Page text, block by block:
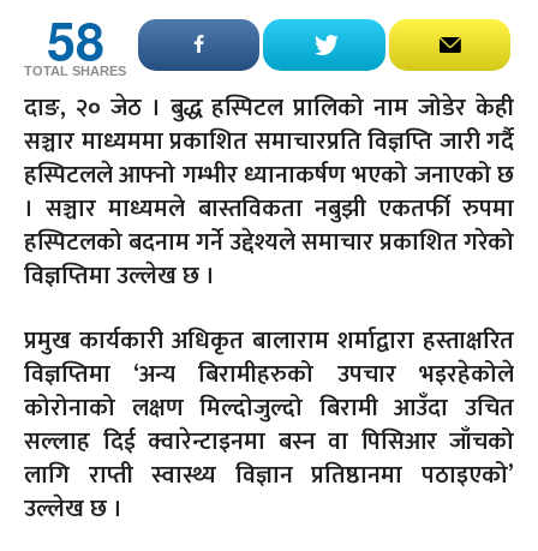
58
TOTAL SHARES
दाङ, २० जेठ । बुद्ध हस्पिटल प्रालिको नाम जोडेर केही
सञ्चार माध्यममा प्रकाशित समाचारप्रति विज्ञप्ति जारी गर्दै
हस्पिटलले आफ्नो गम्भीर ध्यानाकर्षण भएको जनाएको छ
। सञ्चार माध्यमले बास्तविकता नबुझी एकतर्फी रुपमा
हस्पिटलको बदनाम गर्ने उद्देश्यले समाचार प्रकाशित गरेको
विज्ञप्तिमा उल्लेख छ ।
प्रमुख कार्यकारी अधिकृत बालाराम शर्माद्वारा हस्ताक्षरित
विज्ञप्तिमा ‘अन्य बिरामीहरुको उपचार भइरहेकोले
कोरोनाको लक्षण मिल्दोजुल्दो बिरामी आउँदा उचित
सल्लाह दिई क्वारेन्टाइनमा बस्न वा पिसिआर जाँचको
लागि राप्ती स्वास्थ्य विज्ञान प्रतिष्ठानमा पठाइएको’
उल्लेख छ ।